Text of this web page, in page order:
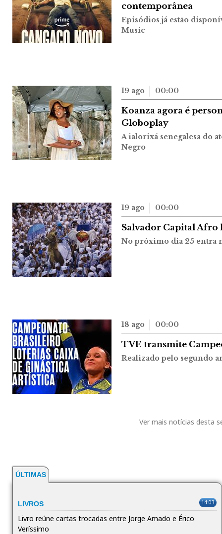
contemporânea
Episódios já estão
Music
19 ago 00:00
Koanza agora é
Globoplay
A ialorixá senegalesa do
Negro
19 ago 00:00
Salvador Capital Afro
No próximo dia 25 entra
18 ago 00:00
TVE transmite
Realizado pelo segundo
Ver mais notícias desta
ÚLTIMAS
LIVROS 14:03
Livro reúne cartas trocadas entre Jorge Amado e Érico
Veríssimo